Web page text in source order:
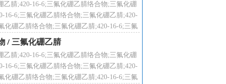
腈;420-16-6;三氟化硼乙腈络合物;三氟化硼
16-6;三氟化硼乙腈络合物;三氟化硼乙腈;420-
化硼乙腈络合物;三氟化硼乙腈;420-16-6;三氟
络合物;
/ 三氟化硼乙腈
腈;420-16-6;三氟化硼乙腈络合物;三氟化硼
16-6;三氟化硼乙腈络合物;三氟化硼乙腈;420-
化硼乙腈络合物;三氟化硼乙腈;420-16-6;三氟